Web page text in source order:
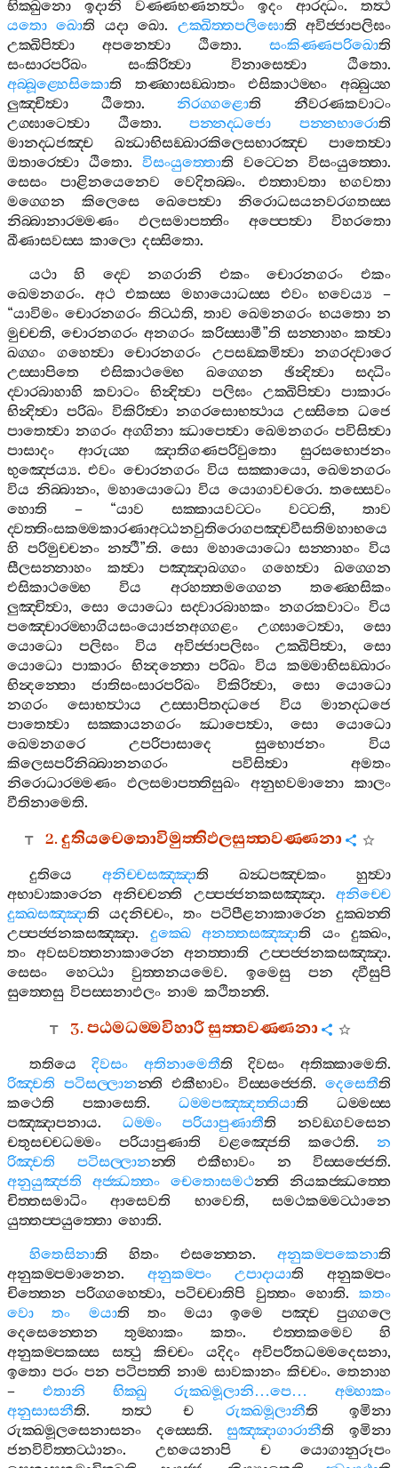
භික‍්ඛුනො
ඉදානි වණ‍්ණභණනත්‍ථං ඉදං ආරද‍්ධං. තත්‍ථ
යතො ඛොති යදා ඛො. උක‍්ඛිත‍්තපලිඝොති අවිජ‍්ජාපලිඝං
උක‍්ඛිපිත්‍වා
අපනෙත්‍වා ඨිතො. සංකිණ‍්ණපරිඛොති
සංසාරපරිඛං
සංකිරිත්‍වා විනාසෙත්‍වා ඨිතො.
අබ‍්බූළ‍්හෙසිකොති තණ‍්හාසඞ‍්ඛාතං එසිකාථම‍්භං
අබ‍්බුය‍්හ
ලුඤ‍්චිත්‍වා
ඨිතො.නිරග‍්ගළොති
නීවරණකවාටං
උග‍්ඝාටෙත්‍වා
ඨිතො.පන‍්නද‍්ධජො පන‍්නභාරොති
මානද‍්ධජඤ‍්ච
ඛන්‍ධාභිසඞ‍්ඛාරකිලෙසභාරඤ‍්ච
පාතෙත්‍වා
ඔතාරෙත්‍වා ඨිතො. විසංයුත‍්තොති වට‍්ටෙන විසංයුත‍්තො.
සෙසං
පාළිනයෙනෙව වෙදිතබ‍්බං. එත‍්තාවතා
භගවතා
මග‍්ගෙන
කිලෙසෙ ඛෙපෙත්‍වා
නිරොධසයනවරගතස‍්ස
නිබ‍්බානාරම‍්මණං
ඵලසමාපත‍්තිං අප‍්පෙත්‍වා
විහරතො
ඛීණාසවස‍්ස කාලො දස‍්සිතො.
යථා
හි ද‍්වෙ නගරානි එකං චොරනගරං
එකං
ඛෙමනගරං. අථ එකස‍්ස මහායොධස‍්ස එවං භවෙය්‍ය –
“යාවිමං චොරනගරං තිට‍්ඨති,තාව ඛෙමනගරං භයතො න
මුච‍්චති,චොරනගරං අනගරං කරිස‍්සාමී”ති සන‍්නාහං කත්‍වා
ඛග‍්ගං
ගහෙත්‍වා චොරනගරං උපසඞ‍්කමිත්‍වා
නගරද‍්වාරෙ
උස‍්සාපිතෙ
එසිකාථම‍්භෙ ඛග‍්ගෙන ඡින්‍දිත්‍වා
සද‍්ධිං
ද‍්වාරබාහාහි
කවාටං භින්‍දිත්‍වා පලිඝං උක‍්ඛිපිත්‍වා
පාකාරං
භින්‍දිත්‍වා පරිඛං විකිරිත්‍වා නගරසොභත්‍ථාය උස‍්සිතෙ ධජෙ
පාතෙත්‍වා නගරං අග‍්ගිනා ඣාපෙත්‍වා ඛෙමනගරං පවිසිත්‍වා
පාසාදං
ආරුය‍්හ ඤාතිගණපරිවුතො
සුරසභොජනං
භුඤ‍්ජෙය්‍ය.එවං චොරනගරං විය සක‍්කායො,ඛෙමනගරං
විය නිබ‍්බානං, මහායොධො විය යොගාවචරො.තස‍්සෙවං
හොති – “යාව සක‍්කායවට‍්ටං වට‍්ටති, තාව
ද‍්වත‍්තිංසකම‍්මකාරණාඅට‍්ඨනවුතිරොගපඤ‍්චවීසතිමහාභයෙ
හි පරිමුච‍්චනං නත්‍ථී”ති.සො මහායොධො සන‍්නාහං විය
සීලසන‍්නාහං
කත්‍වා පඤ‍්ඤාඛග‍්ගං ගහෙත්‍වා
ඛග‍්ගෙන
එසිකාථම‍්භෙ
විය අරහත‍්තමග‍්ගෙන
තණ‍්හෙසිකං
ලුඤ‍්චිත්‍වා, සො යොධො සද‍්වාරබාහකං නගරකවාටං විය
පඤ‍්චොරම‍්භාගියසංයොජනඅග‍්ගළං
උග‍්ඝාටෙත්‍වා, සො
යොධො
පලිඝං විය අවිජ‍්ජාපලිඝං උක‍්ඛිපිත්‍වා,සො
යොධො පාකාරං භින්‍දන‍්තො පරිඛං විය
කම‍්මාභිසඞ‍්ඛාරං
භින්‍දන‍්තො
ජාතිසංසාරපරිඛං විකිරිත්‍වා, සො
යොධො
නගරං
සොභත්‍ථාය උස‍්සාපිතද‍්ධජෙ විය
මානද‍්ධජෙ
පාතෙත්‍වා
සක‍්කායනගරං ඣාපෙත්‍වා, සො
යොධො
ඛෙමනගරෙ
උපරිපාසාදෙ සුභොජනං
විය
කිලෙසපරිනිබ‍්බානනගරං
පවිසිත්‍වා
අමතං
නිරොධාරම‍්මණං
ඵලසමාපත‍්තිසුඛං අනුභවමානො
කාලං
වීතිනාමෙති.
2.දුතියචෙතොවිමුත‍්තිඵලසුත‍්තවණ‍්ණනා
දුතියෙ අනිච‍්චසඤ‍්ඤාති ඛන්‍ධපඤ‍්චකං
හුත්‍වා
අභාවාකාරෙන
අනිච‍්චන‍්ති උප‍්පජ‍්ජනකසඤ‍්ඤා.අනිච‍්චෙ
දුක‍්ඛසඤ‍්ඤාති යදනිච‍්චං, තං පටිපීළනාකාරෙන
දුක‍්ඛන‍්ති
උප‍්පජ‍්ජනකසඤ‍්ඤා. දුක‍්ඛෙ අනත‍්තසඤ‍්ඤාති යං දුක‍්ඛං,
තං
අවසවත‍්තනාකාරෙන අනත‍්තාති උප‍්පජ‍්ජනකසඤ‍්ඤා.
සෙසං
හෙට‍්ඨා වුත‍්තනයමෙව. ඉමෙසු පන
ද‍්වීසුපි
සුත‍්තෙසු විපස‍්සනාඵලං නාම කථිතන‍්ති.
3.පඨමධම‍්මවිහාරීසුත‍්තවණ‍්ණනා
තතියෙ දිවසං අතිනාමෙතීති දිවසං අතික‍්කාමෙති.
රිඤ‍්චති පටිසල‍්ලානන‍්ති එකීභාවං විස‍්සජ‍්ජෙති. දෙසෙතීති
කථෙති
පකාසෙති. ධම‍්මපඤ‍්ඤත‍්තියාති
ධම‍්මස‍්ස
පඤ‍්ඤාපනාය. ධම‍්මං පරියාපුණාතීති
නවඞ‍්ගවසෙන
චතුසච‍්චධම‍්මං
පරියාපුණාති වළඤ‍්ජෙති කථෙති. න
රිඤ‍්චති
පටිසල‍්ලානන‍්ති එකීභාවං න විස‍්සජ‍්ජෙති.
අනුයුඤ‍්ජති
අජ‍්ඣත‍්තං චෙතොසමථන‍්ති
නියකජ‍්ඣත‍්තෙ
චිත‍්තසමාධිං
ආසෙවති භාවෙති,සමථකම‍්මට‍්ඨානෙ
යුත‍්තප‍්පයුත‍්තො හොති.
හිතෙසිනාති හිතං එසන‍්තෙන. අනුකම‍්පකෙනාති
අනුකම‍්පමානෙන. අනුකම‍්පං උපාදායාති
අනුකම‍්පං
චිත‍්තෙන
පරිග‍්ගහෙත්‍වා,පටිච‍්චාතිපි වුත‍්තං හොති.කතං
වො
තං මයාති තං මයා ඉමෙ පඤ‍්ච
පුග‍්ගලෙ
දෙසෙන‍්තෙන
තුම‍්හාකං කතං. එත‍්තකමෙව
හි
අනුකම‍්පකස‍්ස
සත්‍ථු කිච‍්චං යදිදං අවිපරීතධම‍්මදෙසනා,
ඉතො පරං පන පටිපත‍්ති නාම සාවකානං කිච‍්චං. තෙනාහ
– එතානි භික‍්ඛු රුක‍්ඛමූලානි…පෙ… අම‍්හාකං
අනුසාසනීති. තත්‍ථ ච රුක‍්ඛමූලානීති
ඉමිනා
රුක‍්ඛමූලසෙනාසනං
දස‍්සෙති.සුඤ‍්ඤාගාරානීති
ඉමිනා
ජනවිවිත‍්තට‍්ඨානං. උභයෙනාපි ච
යොගානුරූපං